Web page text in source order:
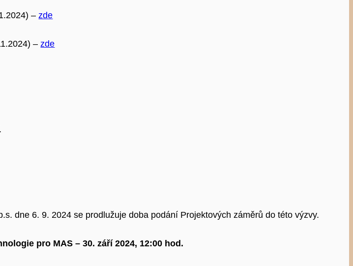
–zde
–zde
dne 6. 9. 2024 se prodlužuje doba podání Projektových záměrů do této výzvy.
pro MAS – 30. září 2024, 12:00 hod.